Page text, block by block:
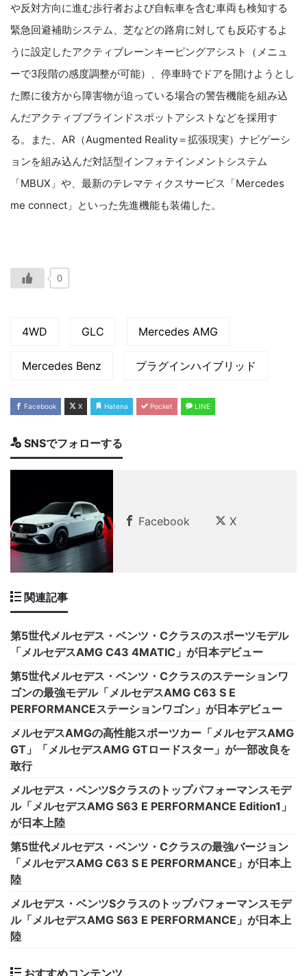
や反対方向に進む歩行者および自転車を含む車両も検知する
緊急回避補助システム、芝などの路肩に対しても反応するよ
うに設定したアクティブレーンキーピングアシスト（メニュ
ーで3段階の感度調整が可能）、停車時でドアを開けようとし
た際に後方から障害物が迫っている場合の警告機能を組み込
んだアクティブブラインドスポットアシストなどを採用す
る。また、AR（Augmented Reality＝拡張現実）ナビゲーシ
ョンを組み込んだ対話型インフォテインメントシステム
「MBUX」や、最新のテレマティクスサービス「Mercedes
me connect」といった先進機能も装備した。
0
4WD GLC Mercedes AMG
Mercedes Benz プラグインハイブリッド
Facebook X Hatena Pocket LINE
SNSでフォローする
Facebook X
関連記事
第5世代メルセデス・ベンツ・Cクラスのスポーツモデル
「メルセデスAMG C43 4MATIC」が日本デビュー
第5世代メルセデス・ベンツ・Cクラスのステーションワ
ゴンの最強モデル「メルセデスAMG C63 S E
PERFORMANCEステーションワゴン」が日本デビュー
メルセデスAMGの高性能スポーツカー「メルセデスAMG
GT」「メルセデスAMG GTロードスター」が一部改良を
敢行
メルセデス・ベンツSクラスのトップパフォーマンスモデ
ル「メルセデスAMG S63 E PERFORMANCE Edition1」
が日本上陸
第5世代メルセデス・ベンツ・Cクラスの最強バージョン
「メルセデスAMG C63 S E PERFORMANCE」が日本上
陸
メルセデス・ベンツSクラスのトップパフォーマンスモデ
ル「メルセデスAMG S63 E PERFORMANCE」が日本上
陸
おすすめコンテンツ